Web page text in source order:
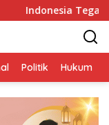
Dukungan
Politik Hukum